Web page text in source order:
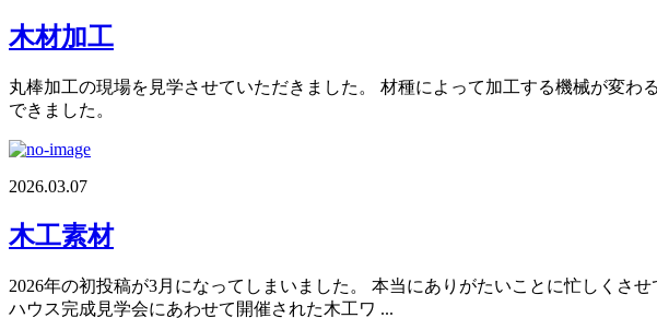
木材加工
丸棒加工の現場を見学させていただきました。 材種によって加工する機械が変
できました。
2026.03.07
木工素材
2026年の初投稿が3月になってしまいました。 本当にありがたいことに忙しくさ
ハウス完成見学会にあわせて開催された木工ワ ...